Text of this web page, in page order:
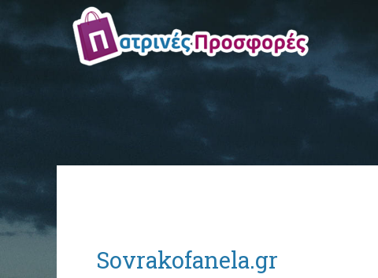
Sovrakofanela.gr